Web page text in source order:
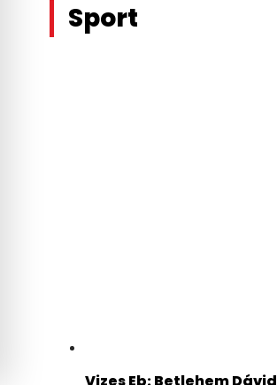
Sport